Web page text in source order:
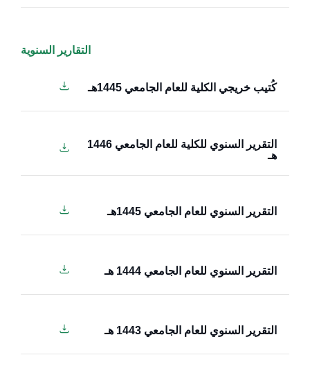
التقارير السنوية
كُتيب خريجي الكلية للعام الجامعي 1445هـ
التقرير السنوي للكلية للعام الجامعي 1446
هـ
التقرير السنوي للعام الجامعي 1445هـ
التقرير السنوي للعام الجامعي 1444 هـ
التقرير السنوي للعام الجامعي 1443 هـ